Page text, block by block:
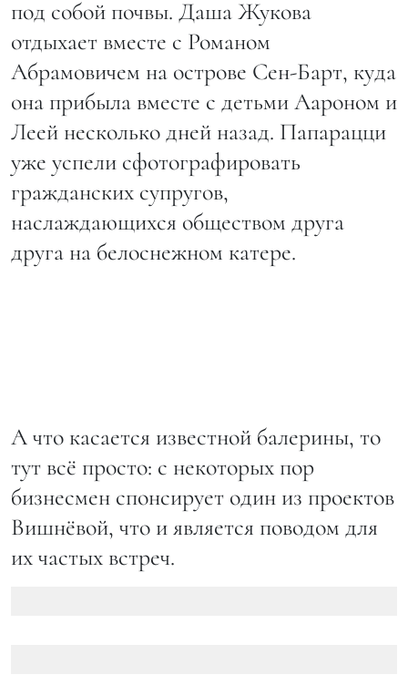
под собой почвы. Даша Жукова
отдыхает вместе с Романом
Абрамовичем на острове Сен-Барт, куда
она прибыла вместе с детьми Аароном и
Леей несколько дней назад. Папарацци
уже успели сфотографировать
гражданских супругов,
наслаждающихся обществом друга
друга на белоснежном катере.
А что касается известной балерины, то
тут всё просто: с некоторых пор
бизнесмен спонсирует один из проектов
Вишнёвой, что и является поводом для
их частых встреч.